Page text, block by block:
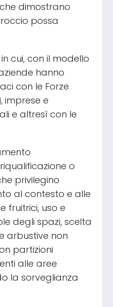
dimostrano
possa
cui, con il modello
hanno
con le Forze
imprese e
e altresì con le
o
privilegino
al contesto e alle
fruitrici, uso e
degli spazi, scelta
arbustive non
partizioni
alle aree
la sorveglianza